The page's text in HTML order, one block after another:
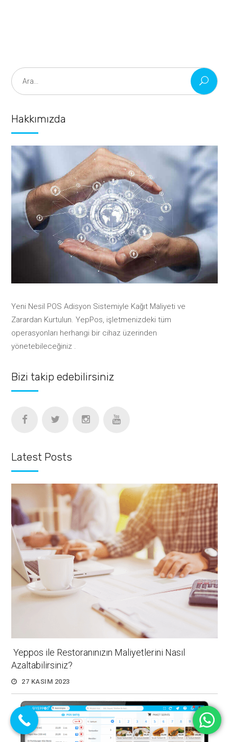
Search
for:
Hakkımızda
Yeni Nesil POS Adisyon Sistemiyle Kağıt Maliyeti ve
Zarardan Kurtulun. YepPos, işletmenizdeki tüm
operasyonları herhangi bir cihaz üzerinden
yönetebileceğiniz .
Bizi takip edebilirsiniz
Latest Posts
Yeppos ile Restoranınızın Maliyetlerini Nasıl
Azaltabilirsiniz?
27 KASIM 2023